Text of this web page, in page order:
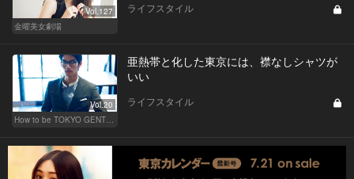
Vol.127
金曜美女劇場
ライフスタイル
Vol.20
亜熱帯と化した東京には、襟なしシャツが
いい
ライフスタイル